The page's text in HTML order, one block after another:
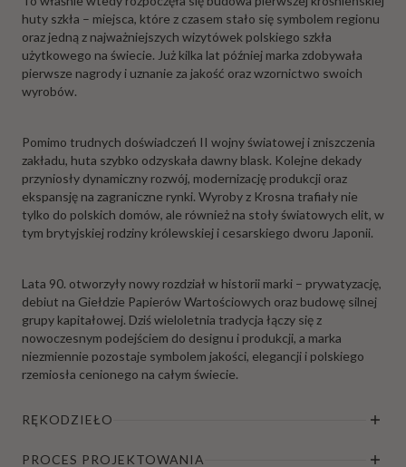
huty szkła – miejsca, które z czasem stało się symbolem regionu
oraz jedną z najważniejszych wizytówek polskiego szkła
użytkowego na świecie. Już kilka lat później marka zdobywała
pierwsze nagrody i uznanie za jakość oraz wzornictwo swoich
wyrobów.
Pomimo trudnych doświadczeń II wojny światowej i zniszczenia
zakładu, huta szybko odzyskała dawny blask. Kolejne dekady
przyniosły dynamiczny rozwój, modernizację produkcji oraz
ekspansję na zagraniczne rynki. Wyroby z Krosna trafiały nie
tylko do polskich domów, ale również na stoły światowych elit, w
tym brytyjskiej rodziny królewskiej i cesarskiego dworu Japonii.
Lata 90. otworzyły nowy rozdział w historii marki – prywatyzację,
debiut na Giełdzie Papierów Wartościowych oraz budowę silnej
grupy kapitałowej. Dziś wieloletnia tradycja łączy się z
nowoczesnym podejściem do designu i produkcji, a marka
niezmiennie pozostaje symbolem jakości, elegancji i polskiego
rzemiosła cenionego na całym świecie.
RĘKODZIEŁO
PROCES PROJEKTOWANIA